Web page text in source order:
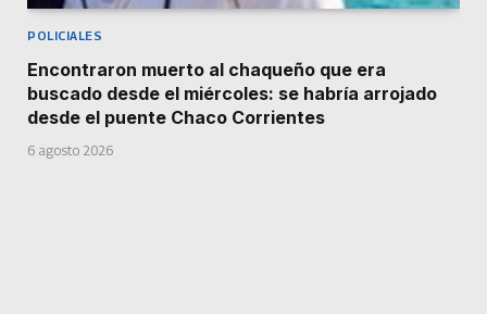
POLICIALES
Encontraron muerto al chaqueño que era
buscado desde el miércoles: se habría arrojado
desde el puente Chaco Corrientes
6 agosto 2026